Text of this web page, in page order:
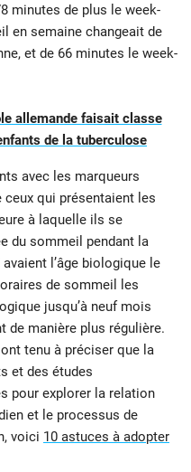
minutes de plus le week-
en semaine changeait de
et de 66 minutes le week-
allemande faisait classe
de la tuberculose
avec les marqueurs
qui présentaient les
à laquelle ils se
du sommeil pendant la
l’âge biologique le
de sommeil les
jusqu’à neuf mois
de manière plus régulière.
tenu à préciser que la
et des études
pour explorer la relation
et le processus de
voici 10 astuces à adopter